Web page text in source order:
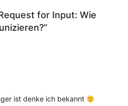
for Input: Wie
ist denke ich bekannt